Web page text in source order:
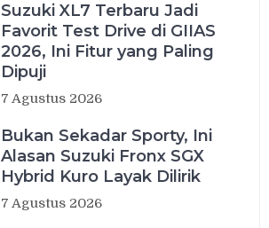
Suzuki XL7 Terbaru Jadi
Favorit Test Drive di GIIAS
2026, Ini Fitur yang Paling
Dipuji
7 Agustus 2026
Bukan Sekadar Sporty, Ini
Alasan Suzuki Fronx SGX
Hybrid Kuro Layak Dilirik
7 Agustus 2026